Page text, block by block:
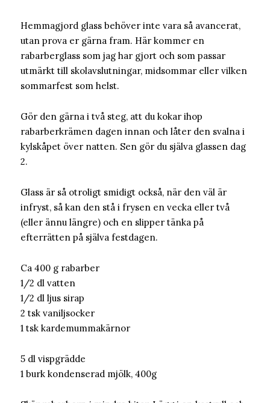
Hemmagjord glass behöver inte vara så avancerat,
utan prova er gärna fram. Här kommer en
rabarberglass som jag har gjort och som passar
utmärkt till skolavslutningar, midsommar eller vilken
sommarfest som helst.
Gör den gärna i två steg, att du kokar ihop
rabarberkrämen dagen innan och låter den svalna i
kylskåpet över natten. Sen gör du själva glassen dag
2.
Glass är så otroligt smidigt också, när den väl är
infryst, så kan den stå i frysen en vecka eller två
(eller ännu längre) och en slipper tänka på
efterrätten på själva festdagen.
Ca 400 g rabarber
1/2 dl vatten
1/2 dl ljus sirap
2 tsk vaniljsocker
1 tsk kardemummakärnor
5 dl vispgrädde
1 burk kondenserad mjölk, 400g